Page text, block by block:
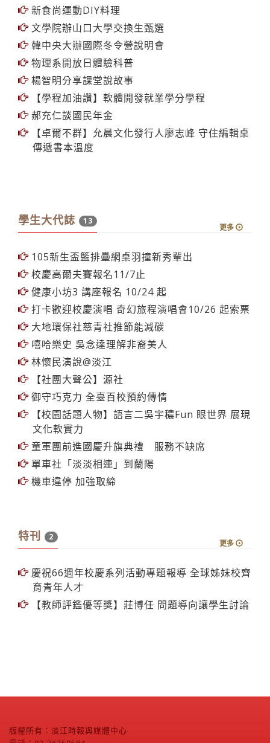
新食尚運動DIY料理
文學院辦山口大學交換生甄選
韓中央大辦國際冬令營說明會
物理系開放日體驗科普
楊智明分享課堂說故事
【學程加油讚】軟體開發就業學分學程
郝充仁談國民年金
【卓爾不群】允晨文化發行人廖志峰 守住編輯桌
傳遞書本溫度
學生大代誌 13
更多
105新生盃籃排壘網桌羽撞新秀輩出
校慶高爾夫賽報名11/7止
健康小坊3 講座報名 10/24 起
打卡歡迎校慶演唱 奇幻旅程演唱會10/26 起索票
大地環保社慈青社推節能減碳
嘻哈樂史 吳念達理解非裔美人
林懷民演說@淡江
【社團大聲公】源社
御守巧克力 全臺百校預約傳情
【校園話題人物】語言二吳宇穠Fun 眼世界 展現
文化軟實力
童軍團前進國慶升旗典禮 服務不缺席
單車社「淡淡相連」到蘭陽
機車違停 加強取締
特刊 2
更多
慶祝66週年校慶系列活動專題報導 全球姊妹校齊
育青年人才
【教師評鑑優等獎】莊博任 問題導向讓學生討論
版權所有：淡江時報與媒體中心